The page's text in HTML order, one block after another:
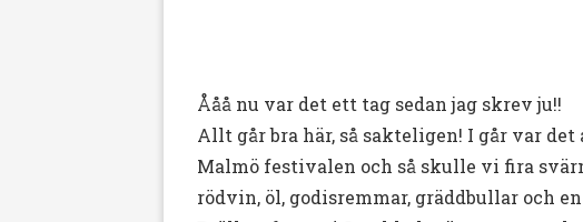
Ååå nu var det ett tag sedan jag skrev ju!!
Allt går bra här, så sakteligen! I går var
Malmö festivalen och så skulle vi fira
rödvin, öl, godisremmar, gräddbullar och